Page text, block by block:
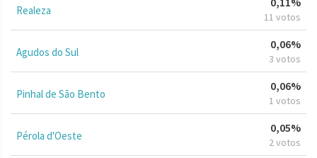
Realeza 11 votos
Agudos do Sul
0,06%
3 votos
Pinhal de São Bento
0,06%
1 votos
Pérola d'Oeste
0,05%
2 votos